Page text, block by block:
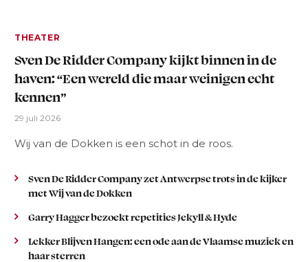
THEATER
Sven De Ridder Company kijkt binnen in de
haven: “Een wereld die maar weinigen echt
kennen”
29 juli 2026
Wij van de Dokken is een schot in de roos.
Sven De Ridder Company zet Antwerpse trots in de kijker
met Wij van de Dokken
Garry Hagger bezoekt repetities Jekyll & Hyde
Lekker Blijven Hangen: een ode aan de Vlaamse muziek en
haar sterren